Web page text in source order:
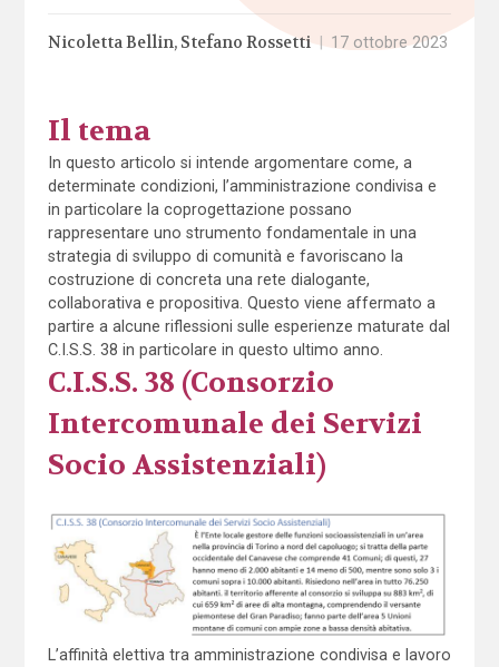
Nicoletta Bellin Stefano Rossetti | 17 ottobre 2023
Il tema
In questo articolo si intende argomentare come, a
determinate condizioni, l’amministrazione condivisa e
in particolare la coprogettazione possano
rappresentare uno strumento fondamentale in una
strategia di sviluppo di comunità e favoriscano la
costruzione di concreta una rete dialogante,
collaborativa e propositiva. Questo viene affermato a
partire a alcune riflessioni sulle esperienze maturate dal
C.I.S.S. 38 in particolare in questo ultimo anno.
C.I.S.S. 38 (Consorzio
Intercomunale dei Servizi
Socio Assistenziali)
L’affinità elettiva tra amministrazione condivisa e lavoro